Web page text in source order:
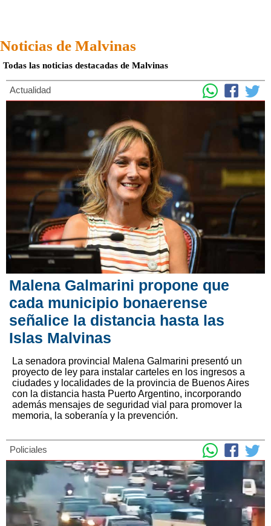
Noticias de Malvinas
Todas las noticias destacadas de Malvinas
Actualidad
Malena Galmarini propone que
cada municipio bonaerense
señalice la distancia hasta las
Islas Malvinas
La senadora provincial Malena Galmarini presentó un
proyecto de ley para instalar carteles en los ingresos a
ciudades y localidades de la provincia de Buenos Aires
con la distancia hasta Puerto Argentino, incorporando
además mensajes de seguridad vial para promover la
memoria, la soberanía y la prevención.
Policiales